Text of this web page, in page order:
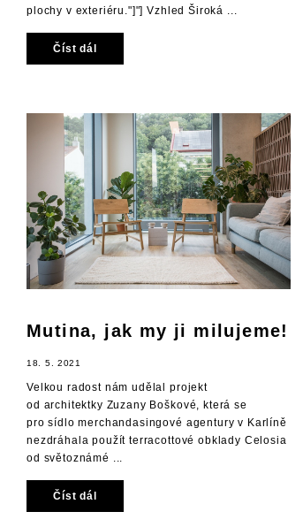
plochy v exteriéru."]"] Vzhled Široká ...
Číst dál
Mutina, jak my ji milujeme!
18. 5. 2021
Velkou radost nám udělal projekt
od architektky Zuzany Boškové, která se
pro sídlo merchandasingové agentury v Karlíně
nezdráhala použít terracottové obklady Celosia
od světoznámé ...
Číst dál